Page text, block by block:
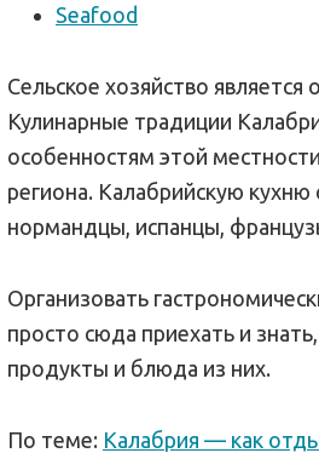
Seafood
Сельское хозяйство
Кулинарные традиции
особенностям этой
региона. Калабрийскую
нормандцы, испанцы,
Организовать
просто сюда приехать и
продукты и блюда из них.
По теме: Калабрия — как